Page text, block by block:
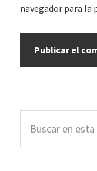
navegador para la
Barra
lateral
esta